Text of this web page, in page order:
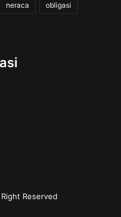
neraca obligasi
Reserved